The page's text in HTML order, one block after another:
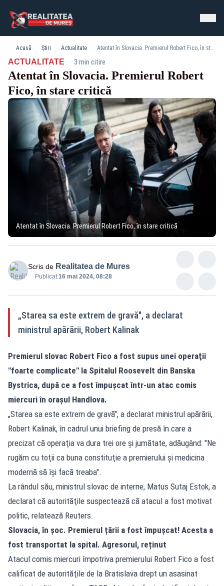
Acasă Știri Actualitate Atentat în Slovacia. Premierul Robert Fico, în stare critică
ACTUALITATE· 3 min citire
Atentat în Slovacia. Premierul Robert
Fico, în stare critică
Atentat în Slovacia. Premierul Robert Fico, în stare critică
Scris de Realitatea de Mures
Publicat:16 mai 2024, 08:28
„Starea sa este extrem de gravă", a declarat
ministrul apărării, Robert Kalinak
Premierul slovac Robert Fico a fost supus unei operaţii
"foarte complicate" la Spitalul Roosevelt din Banska
Bystrica, după ce a fost împuşcat într-un atac comis
miercuri în oraşul Handlova.
„Starea sa este extrem de gravă", a declarat ministrul apărării,
Robert Kalinak, în cadrul unui briefing de presă în care a
precizat că operaţia va dura trei ore şi jumătate, adăugând: "Ne
rugăm cu toţii ca buna constituţie a premierului şi medicina
modernă să îşi facă treaba".
La rândul său, ministrul slovac de interne, Matus Sutaj Estok, a
declarat că autorităţile suspectează că atacul a fost motivat
politic, relatează Reuters.
Slovacia, în șoc. Premierul țării a fost împușcat! Acesta a
fost transportat la spital. Agresorul, reținut
Atacul comis miercuri împotriva premierului Robert Fico a fost
calificat de autorităţile de la Bratislava drept un asasinat